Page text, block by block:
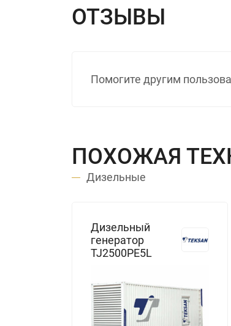
ОТЗЫВЫ
Помогите другим
ПОХОЖАЯ
Дизельные
Дизельный
генератор
TJ2500PE5L